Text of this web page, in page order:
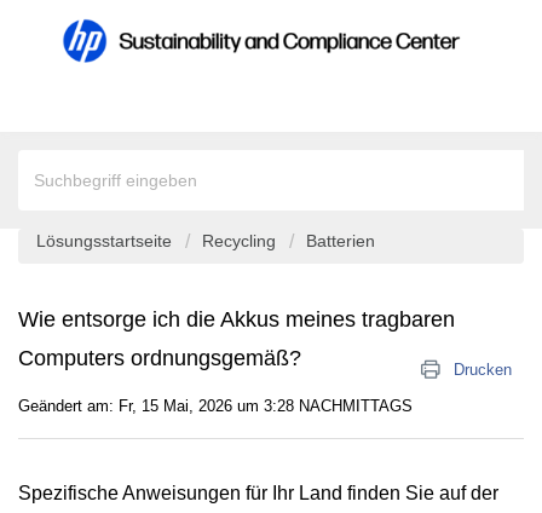
Lösungsstartseite Recycling Batterien
Wie entsorge ich die Akkus meines tragbaren
Computers ordnungsgemäß?
Drucken
Geändert am: Fr, 15 Mai, 2026 um 3:28 NACHMITTAGS
Spezifische Anweisungen für Ihr Land finden Sie auf der